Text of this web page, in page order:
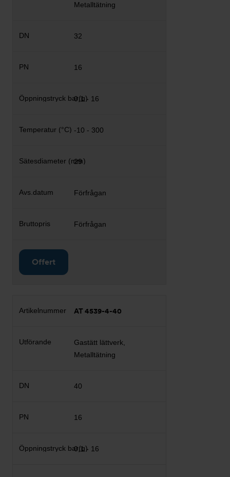
Metalltätning
32
16
0,1 - 16
-10 - 300
29
Förfrågan
Förfrågan
Offert
AT 4539-4-40
Gastätt lättverk,
Metalltätning
40
16
0,1 - 16